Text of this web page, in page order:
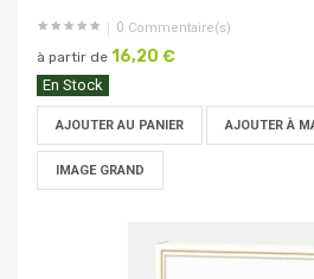
0 Commentaire(s)
à partir de 16,20 €
En Stock
AJOUTER AU PANIER AJOUTER À
IMAGE GRAND